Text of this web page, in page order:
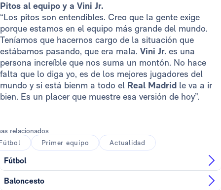
Pitos al equipo y a Vini Jr.
“Los pitos son entendibles. Creo que la gente exige
porque estamos en el equipo más grande del mundo.
Teníamos que hacernos cargo de la situación que
estábamos pasando, que era mala. Vini Jr. es una
persona increíble que nos suma un montón. No hace
falta que lo diga yo, es de los mejores jugadores del
mundo y si está bienm a todo el Real Madrid le va a ir
bien. Es un placer que muestre esa versión de hoy”.
relacionados
Primer equipo Actualidad
Fútbol
Baloncesto